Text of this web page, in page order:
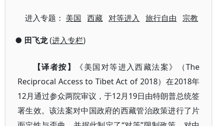
进入专题： 美国 西藏 对等进入 旅行自由 宗教
● 田飞龙(进入专栏)
【译者按】
《美国对等进入西藏法案》（The
Reciprocal Access to Tibet Act of 2018）在2018年
12月通过参众两院审议，于12月19日由特朗普总统签
署生效。该法案对中国政府的西藏管治政策进行了片